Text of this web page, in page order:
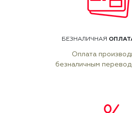
БЕЗНАЛИЧНАЯ
Оплата
безналичным